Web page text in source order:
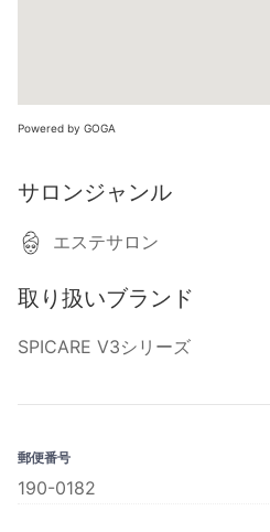
Powered by GOGA
サロンジャンル
エステサロン
取り扱いブランド
SPICARE V3シリーズ
郵便番号
190-0182